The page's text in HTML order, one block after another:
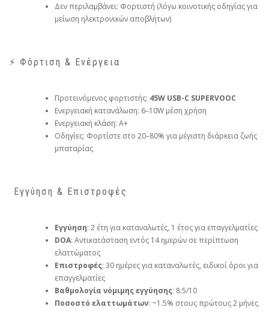
Δεν περιλαμβάνει: Φορτιστή (λόγω κοινοτικής οδηγίας για
μείωση ηλεκτρονικών αποβλήτων)
⚡ Φόρτιση & Ενέργεια
Προτεινόμενος φορτιστής: 45W USB-C SUPERVOOC
Ενεργειακή κατανάλωση: 6–10W μέση χρήση
Ενεργειακή κλάση: Α+
Οδηγίες: Φορτίστε στο 20–80% για μέγιστη διάρκεια ζωής
μπαταρίας
️ Εγγύηση & Επιστροφές
Εγγύηση: 2 έτη για καταναλωτές, 1 έτος για επαγγελματίες
DOA: Αντικατάσταση εντός 14 ημερών σε περίπτωση
ελαττώματος
Επιστροφές: 30 ημέρες για καταναλωτές, ειδικοί όροι για
επαγγελματίες
Βαθμολογία νόμιμης εγγύησης: 8.5/10
Ποσοστό ελαττωμάτων: ~1.5% στους πρώτους 2 μήνες